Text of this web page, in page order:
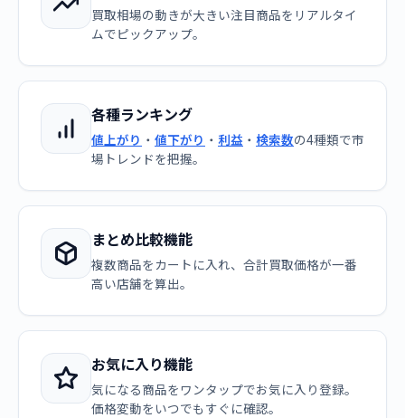
買取相場の動きが大きい注目商品をリアルタイ
ムでピックアップ。
各種ランキング
値上がり ・ 値下がり ・ 利益 ・ 検索数の4種類で市
場トレンドを把握。
まとめ比較機能
複数商品をカートに入れ、合計買取価格が一番
高い店舗を算出。
お気に入り機能
気になる商品をワンタップでお気に入り登録。
価格変動をいつでもすぐに確認。